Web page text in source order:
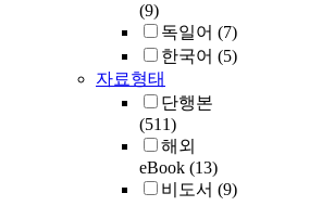
(9)
독일어 (7)
한국어 (5)
자료형태
단행본
(511)
해외
eBook (13)
비도서 (9)